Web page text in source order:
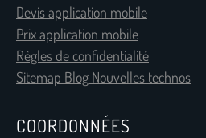
Devis application mobile
Prix application mobile
Règles de confidentialité
Sitemap Blog Nouvelles technos
COORDONNÉES